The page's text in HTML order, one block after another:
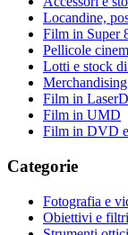
Locandine,
Film in Super
Pellicole
Lotti e stock
Film in
Film in UMD
Film in DVD
Categorie
Fotografia e
Obiettivi e